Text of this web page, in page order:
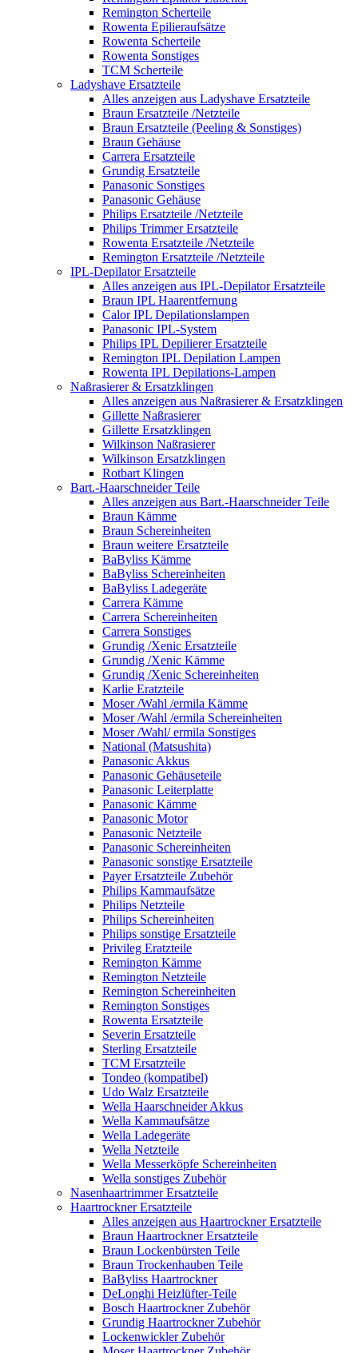
Remington Scherteile
Rowenta Epilieraufsätze
Rowenta Scherteile
Rowenta Sonstiges
TCM Scherteile
Ladyshave Ersatzteile
Alles anzeigen aus Ladyshave Ersatzteile
Braun Ersatzteile /Netzteile
Braun Ersatzteile (Peeling & Sonstiges)
Braun Gehäuse
Carrera Ersatzteile
Grundig Ersatzteile
Panasonic Sonstiges
Panasonic Gehäuse
Philips Ersatzteile /Netzteile
Philips Trimmer Ersatzteile
Rowenta Ersatzteile /Netzteile
Remington Ersatzteile /Netzteile
IPL-Depilator Ersatzteile
Alles anzeigen aus IPL-Depilator Ersatzteile
Braun IPL Haarentfernung
Calor IPL Depilationslampen
Panasonic IPL-System
Philips IPL Depilierer Ersatzteile
Remington IPL Depilation Lampen
Rowenta IPL Depilations-Lampen
Naßrasierer & Ersatzklingen
Alles anzeigen aus Naßrasierer & Ersatzklingen
Gillette Naßrasierer
Gillette Ersatzklingen
Wilkinson Naßrasierer
Wilkinson Ersatzklingen
Rotbart Klingen
Bart.-Haarschneider Teile
Alles anzeigen aus Bart.-Haarschneider Teile
Braun Kämme
Braun Schereinheiten
Braun weitere Ersatzteile
BaByliss Kämme
BaByliss Schereinheiten
BaByliss Ladegeräte
Carrera Kämme
Carrera Schereinheiten
Carrera Sonstiges
Grundig /Xenic Ersatzteile
Grundig /Xenic Kämme
Grundig /Xenic Schereinheiten
Karlie Eratzteile
Moser /Wahl /ermila Kämme
Moser /Wahl /ermila Schereinheiten
Moser /Wahl/ ermila Sonstiges
National (Matsushita)
Panasonic Akkus
Panasonic Gehäuseteile
Panasonic Leiterplatte
Panasonic Kämme
Panasonic Motor
Panasonic Netzteile
Panasonic Schereinheiten
Panasonic sonstige Ersatzteile
Payer Ersatzteile Zubehör
Philips Kammaufsätze
Philips Netzteile
Philips Schereinheiten
Philips sonstige Ersatzteile
Privileg Eratzteile
Remington Kämme
Remington Netzteile
Remington Schereinheiten
Remington Sonstiges
Rowenta Ersatzteile
Severin Ersatzteile
Sterling Ersatzteile
TCM Ersatzteile
Tondeo (kompatibel)
Udo Walz Ersatzteile
Wella Haarschneider Akkus
Wella Kammaufsätze
Wella Ladegeräte
Wella Netzteile
Wella Messerköpfe Schereinheiten
Wella sonstiges Zubehör
Nasenhaartrimmer Ersatzteile
Haartrockner Ersatzteile
Alles anzeigen aus Haartrockner Ersatzteile
Braun Haartrockner Ersatzteile
Braun Lockenbürsten Teile
Braun Trockenhauben Teile
BaByliss Haartrockner
DeLonghi Heizlüfter-Teile
Bosch Haartrockner Zubehör
Grundig Haartrockner Zubehör
Lockenwickler Zubehör